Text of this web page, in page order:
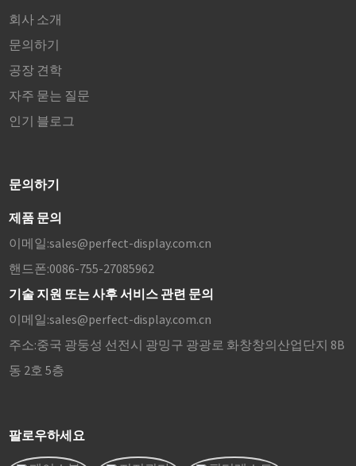
회사 소개
문의하기
공장 견학
자주 묻는 질문
인기 블로그
문의하기
제품 문의
이메일:sales@perfect-display.com.cn
핸드폰:0086-755-27085962
기술 지원 또는 사후 서비스 관련 문의
이메일:sales@perfect-display.com.cn
주소:중국 광둥성 선전시 광밍구 광광로 화창창의산업단지 8B
동 2호 5층
팔로우하세요